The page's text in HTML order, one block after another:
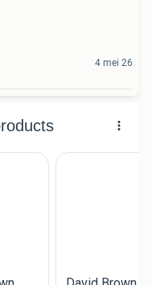
4 mei 26